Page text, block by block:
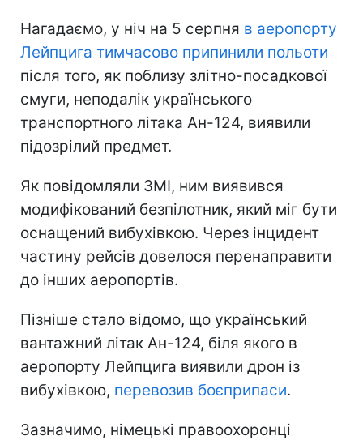
Нагадаємо, у ніч на 5 серпня в аеропорту
Лейпцига тимчасово припинили польоти
після того, як поблизу злітно-посадкової
смуги, неподалік українського
транспортного літака Ан-124, виявили
підозрілий предмет.
Як повідомляли ЗМІ, ним виявився
модифікований безпілотник, який міг бути
оснащений вибухівкою. Через інцидент
частину рейсів довелося перенаправити
до інших аеропортів.
Пізніше стало відомо, що український
вантажний літак Ан-124, біля якого в
аеропорту Лейпцига виявили дрон із
вибухівкою, перевозив боєприпаси.
Зазначимо, німецькі правоохоронці